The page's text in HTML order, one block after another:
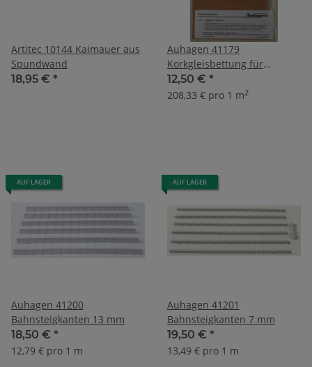
Artitec 10144 Kaimauer aus
Spundwand
18,95 € *
Auhagen 41179
Korkgleisbettung für
Weichen
12,50 € *
208,33 € pro 1 m2
AUF LAGER
Auhagen 41200
Bahnsteigkanten 13 mm
18,50 € *
12,79 € pro 1 m
AUF LAGER
Auhagen 41201
Bahnsteigkanten 7 mm
19,50 € *
13,49 € pro 1 m